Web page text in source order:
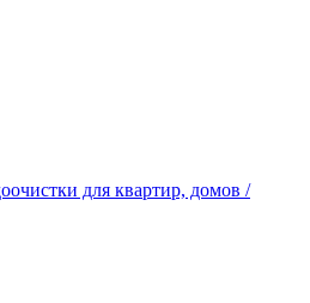
для квартир, домов /